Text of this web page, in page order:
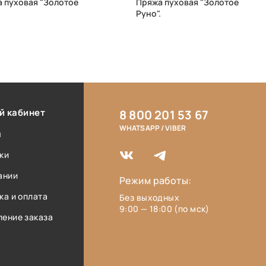
Руно".
кабинет
и оплата
заказа
8 800 201 53 67
WHATSAPP / VIBER
Режим работы:
Без выходных
9:00 — 18:00 (по мск)